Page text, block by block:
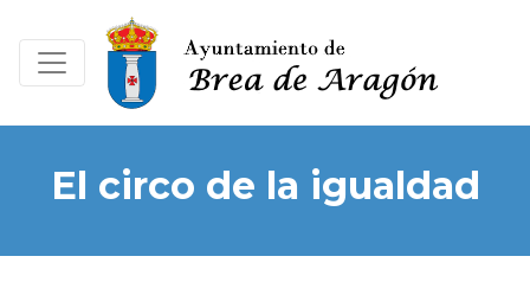
El circo de la igualdad